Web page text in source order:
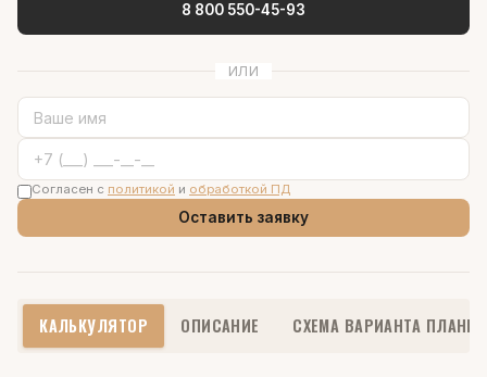
8 800 550-45-93
ИЛИ
Согласен с политикой и обработкой ПД
Оставить заявку
КАЛЬКУЛЯТОР ОПИСАНИЕ СХЕМА ВАРИАНТА